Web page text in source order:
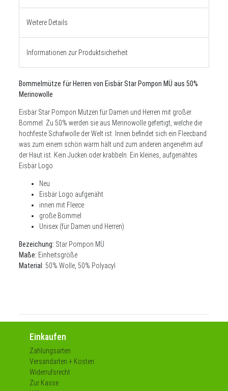
Weitere Details
Informationen zur Produktsicherheit
Bommelmütze für Herren von Eisbär Star Pompon MÜ aus 50%
Merinowolle
Eisbär Star Pompon Mützen für Damen und Herren mit großer
Bommel. Zu 50% werden sie aus Merinowolle gefertigt, welche die
hochfeste Schafwolle der Welt ist. Innen befindet sich ein Fleecband
was zum einem schön warm hält und zum anderen angenehm auf
der Haut ist. Kein Jucken oder krabbeln. Ein kleines, aufgenähtes
Eisbär Logo.
Neu
Eisbär Logo aufgenäht
innen mit Fleece
große Bommel
Unisex (für Damen und Herren)
Bezeichung: Star Pompon MÜ
Maße: Einheitsgröße
Material :50% Wolle, 50% Polyacyl
Einkaufen
Zahlungsarten
Versandarten + Kosten
Widerrufsrecht
Zur Kasse